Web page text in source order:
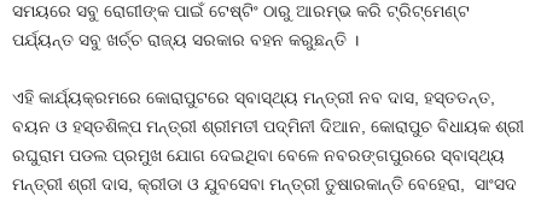
ସମୟରେ ସବୁ ରୋଗୀଙ୍କ ପାଇଁ ଟେଷ୍ଟିଂ ଠାରୁ ଆରମ୍ଭ କରି ଟ୍ରିଟ୍‌ମେଣ୍ଟ
ପର୍ଯ୍ୟନ୍ତ ସବୁ ଖର୍ଚ୍ଚ ରାଜ୍ୟ ସରକାର ବହନ କରୁଛନ୍ତି ।
ଏହି କାର୍ଯ୍ୟକ୍ରମରେ କୋରାପୁଟରେ ସ୍ବାସ୍ଥ୍ୟ ମନ୍ତ୍ରୀ ନବ ଦାସ, ହସ୍ତତନ୍ତ,
ବୟନ ଓ ହସ୍ତଶିଳ୍ପ ମନ୍ତ୍ରୀ ଶ୍ରୀମତୀ ପଦ୍ମିନୀ ଦିଆନ, କୋରାପୁଚ ବିଧାୟକ ଶ୍ରୀ
ରଘୁରାମ ପଡଲ ପ୍ରମୁଖ ଯୋଗ ଦେଇଥିବା ବେଳେ ନବରଙ୍ଗପୁରରେ ସ୍ବାସ୍ଥ୍ୟ
ମନ୍ତ୍ରୀ ଶ୍ରୀ ଦାସ, କ୍ରୀଡା ଓ ଯୁବସେବା ମନ୍ତ୍ରୀ ତୁଷାରକାନ୍ତି ବେହେରା, ସାଂସଦ